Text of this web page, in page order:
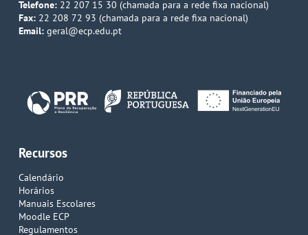
Telefone:22 207 15 30 (chamada para a rede fixa nacional)
Fax:22 208 72 93 (chamada para a rede fixa nacional)
Email: geral@ecp.edu.pt
Recursos
Calendário
Horários
Manuais Escolares
Moodle ECP
Regulamentos